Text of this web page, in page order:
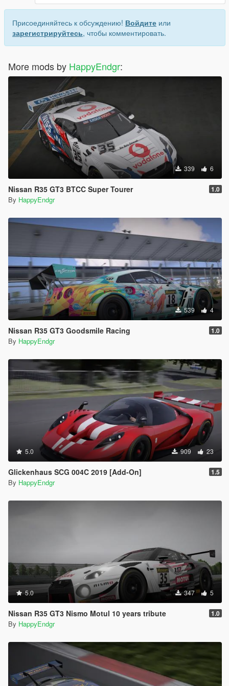
Присоединяйтесь к обсуждению! Войдите или
зарегистрируйтесь, чтобы комментировать.
More mods by HappyEndgr:
339 6
Nissan R35 GT3 BTCC Super Tourer 1.0
By HappyEndgr
539 4
Nissan R35 GT3 Goodsmile Racing 1.0
By HappyEndgr
5.0 909 23
Glickenhaus SCG 004C 2019 [Add-On] 1.5
By HappyEndgr
5.0 347 5
Nissan R35 GT3 Nismo Motul 10 years tribute 1.0
By HappyEndgr